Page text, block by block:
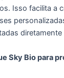
Isso facilita a
Sky Bio para